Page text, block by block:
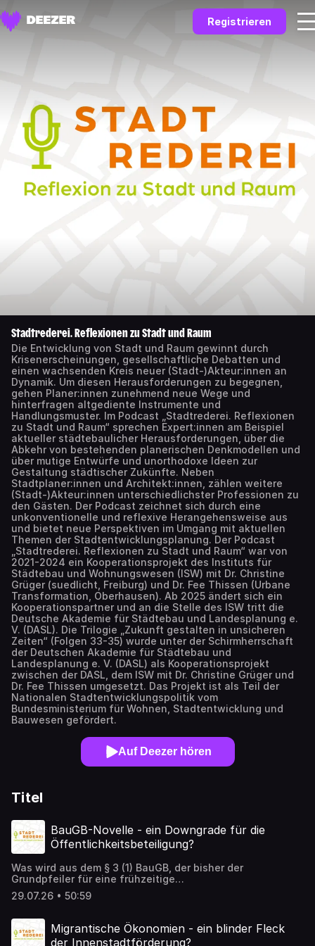
Registrieren
Stadtrederei. Reflexionen zu Stadt und Raum
Die Entwicklung von Stadt und Raum gewinnt durch
Krisenerscheinungen, gesellschaftliche Debatten und
einen wachsenden Kreis neuer (Stadt-)Akteur:innen an
Dynamik. Um diesen Herausforderungen zu begegnen,
gehen Planer:innen zunehmend neue Wege und
hinterfragen altgediente Instrumente und
Handlungsmuster. Im Podcast „Stadtrederei. Reflexionen
zu Stadt und Raum“ sprechen Expert:innen am Beispiel
aktueller städtebaulicher Herausforderungen, über die
Abkehr von bestehenden planerischen Denkmodellen und
über mutige Entwürfe und unorthodoxe Ideen zur
Gestaltung städtischer Zukünfte. Neben
Stadtplaner:innen und Architekt:innen, zählen weitere
(Stadt-)Akteur:innen unterschiedlichster Professionen zu
den Gästen. Der Podcast zeichnet sich durch eine
unkonventionelle und reflexive Herangehensweise aus
und bietet neue Perspektiven im Umgang mit aktuellen
Themen der Stadtentwicklungsplanung. Der Podcast
„Stadtrederei. Reflexionen zu Stadt und Raum“ war von
2021-2024 ein Kooperationsprojekt des Instituts für
Städtebau und Wohnungswesen (ISW) mit Dr. Christine
Grüger (suedlicht, Freiburg) und Dr. Fee Thissen (Urbane
Transformation, Oberhausen). Ab 2025 ändert sich ein
Kooperationspartner und an die Stelle des ISW tritt die
Deutsche Akademie für Städtebau und Landesplanung e.
V. (DASL). Die Trilogie „Zukunft gestalten in unsicheren
Zeiten“ (Folgen 33-35) wurde unter der Schirmherrschaft
der Deutschen Akademie für Städtebau und
Landesplanung e. V. (DASL) als Kooperationsprojekt
zwischen der DASL, dem ISW mit Dr. Christine Grüger und
Dr. Fee Thissen umgesetzt. Das Projekt ist als Teil der
Nationalen Stadtentwicklungspolitik vom
Bundesministerium für Wohnen, Stadtentwicklung und
Bauwesen gefördert.
Auf Deezer hören
Titel
BauGB-Novelle - ein Downgrade für die
Öffentlichkeitsbeteiligung?
Was wird aus dem § 3 (1) BauGB, der bisher der
Grundpfeiler für eine frühzeitige
Öffentlichkeitsbeteiligung in der Bauleitplanung war?
Wenn das neue „Gesetz zur Modernisierung des
„Beschleunigung“, „Vereinfachung“ und „Vermeidung von
wiederholten Beteiligungen“ abzielt, wird der Dialog mit
29.07.26 • 50:59
Migrantische Ökonomien - ein blinder Fleck
der Innenstadtförderung?